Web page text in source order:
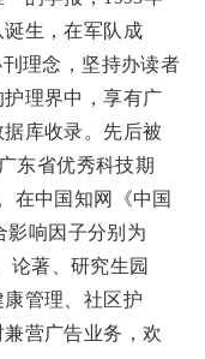
生，在军队成
理念，坚持办读者
理界中，享有广
库收录。先后被
东省优秀科技期
在中国知网《中国
影响因子分别为
论著、研究生园
管理、社区护
营广告业务，欢